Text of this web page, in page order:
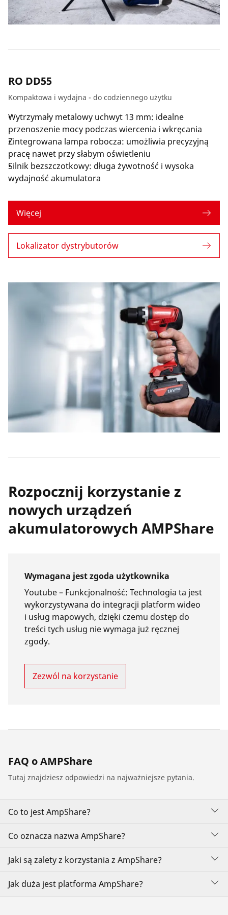
RO DD55
Kompaktowa i wydajna - do codziennego użytku
Wytrzymały metalowy uchwyt 13 mm: idealne
przenoszenie mocy podczas wiercenia i wkręcania
Zintegrowana lampa robocza: umożliwia precyzyjną
pracę nawet przy słabym oświetleniu
Silnik bezszczotkowy: długa żywotność i wysoka
wydajność akumulatora
Więcej
Lokalizator dystrybutorów
Rozpocznij korzystanie z
nowych urządzeń
akumulatorowych AMPShare
Wymagana jest zgoda użytkownika
Youtube – Funkcjonalność: Technologia ta jest
wykorzystywana do integracji platform wideo
i usług mapowych, dzięki czemu dostęp do
treści tych usług nie wymaga już ręcznej
zgody.
Zezwól na korzystanie
FAQ o AMPShare
Tutaj znajdziesz odpowiedzi na najważniejsze pytania.
Co to jest AmpShare?
AMPShare to system akumulatorów do
profesjonalnych elektronarzędzi różnych marek, który
zapewnia elastyczność ich obsługi za pomocą jednego
i tego samego akumulatora. Akumulatory AMPShare,
Co oznacza nazwa AmpShare?
AMPShare składa się z terminów „AMP”, skrót od
Ampera (jednostka miary natężenia prądu
Jaki są zalety z korzystania z AmpShare?
Jak duża jest platforma AmpShare?